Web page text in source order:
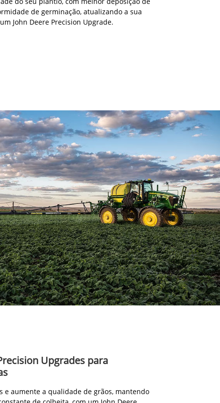
de germinação, atualizando a sua
John Deere Precision Upgrade.
Upgrades para
e aumente a qualidade de grãos, mantendo